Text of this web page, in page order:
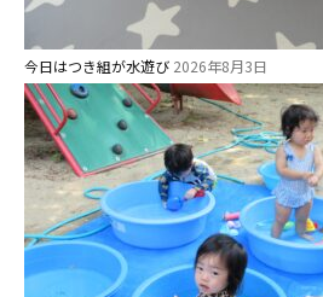
今日はつき組が水遊び 2026年8月3日